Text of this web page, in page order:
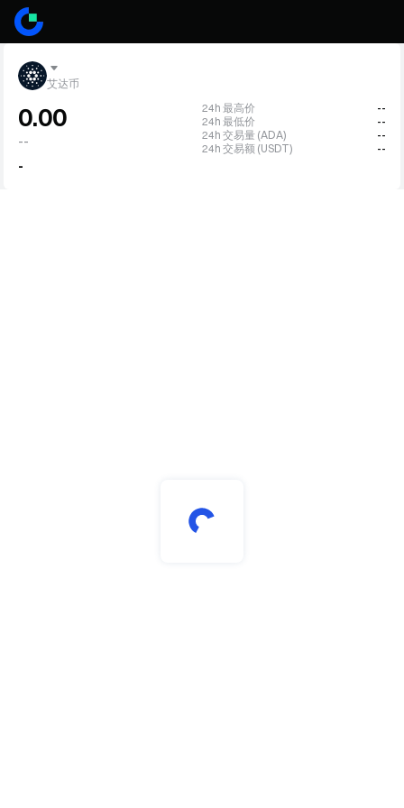
艾达币
0.00
--
-
24h 最高价
--
24h 最低价
--
24h 交易量 (ADA)
--
24h 交易额 (USDT)
--